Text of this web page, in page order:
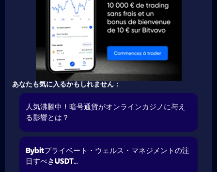
あなたも気に入るかもしれません：
人気沸騰中！暗号通貨がオンラインカジノに与え
る影響とは？
Bybitプライベート・ウェルス・マネジメントの注
目すべきUSDT...